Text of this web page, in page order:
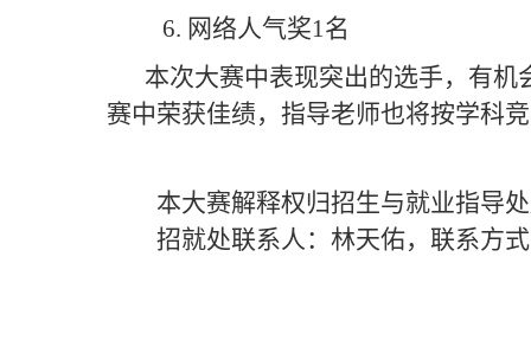
6. 网络人气奖1名
本次大赛中表现突出的选手，有机
赛中荣获佳绩，指导老师也将按学科
本大赛解释权归招生与就业指导
招就处联系人：林天佑，联系方